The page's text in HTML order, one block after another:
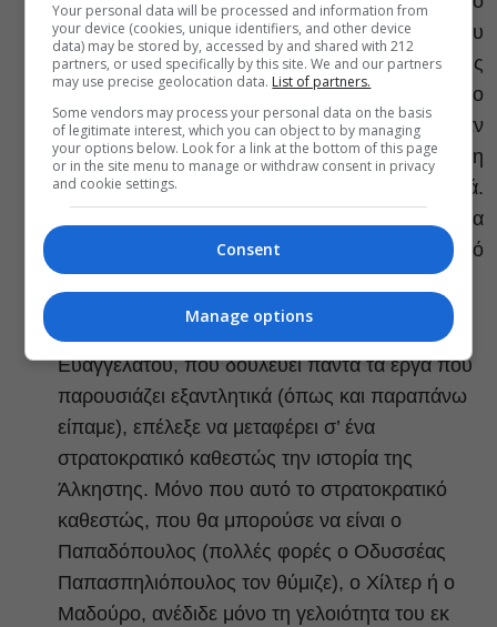
σκεπτικό της παράστασης αυτή η εκφορά του
λόγου, που ασφαλώς ταλαιπώρησε τους
ηθοποιούς. Μόνο ο Γιάννης Φέρτης και ο
Δημήτρης Παπανικολάου δεν το ακολούθησαν
καταλεπτώς. Και μόνο η Κίττυ Παϊτατζόγλου, η
Άλκηστη, ως διαφορετική μιλούσε κανονικά.
Πάντως, η αλήθεια είναι ότι δεν μπόρεσα να
εντάξω αυτή την άποψη στο συνολικό σκεπτικό
της παράστασης.
Ευαγγελάτου, που δουλεύει πάντα τα έργα που
παρουσιάζει εξαντλητικά (όπως και παραπάνω
είπαμε), επέλεξε να μεταφέρει σ’ ένα
στρατοκρατικό καθεστώς την ιστορία της
Άλκηστης. Μόνο που αυτό το στρατοκρατικό
καθεστώς, που θα μπορούσε να είναι ο
Παπαδόπουλος (πολλές φορές ο Οδυσσέας
Παπασπηλιόπουλος τον θύμιζε), ο Χίλτερ ή ο
Μαδούρο, ανέδιδε μόνο τη γελοιότητα του εκ
Your personal data will be processed and information from
your device (cookies, unique identifiers, and other device
data) may be stored by, accessed by and shared with 212
partners, or used specifically by this site. We and our partners
may use precise geolocation data. List of partners.
Some vendors may process your personal data on the basis
of legitimate interest, which you can object to by managing
your options below. Look for a link at the bottom of this page
or in the site menu to manage or withdraw consent in privacy
and cookie settings.
Consent
Manage options